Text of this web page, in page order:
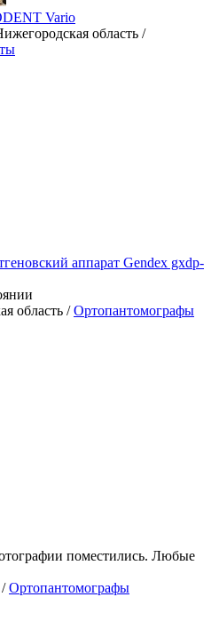
Vario
область /
аппарат Gendex gxdp-
область /Ортопантомографы
поместились. Любые
/Ортопантомографы